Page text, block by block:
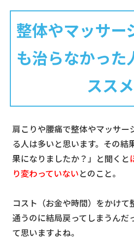
整体やマッサー
も治らなかった
ススメ
肩こりや腰痛で整体やマッサー
る人は多いと思います。その結
果になりましたか？」と聞くと
り変わっていないとのこと。
コスト（お金や時間）をかけて
通うのに結局戻ってしまうんだ
て思いますよね。